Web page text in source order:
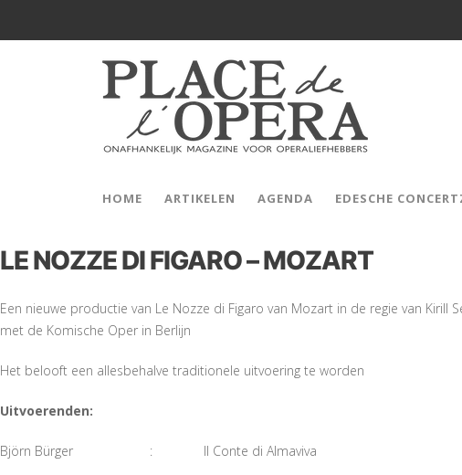
HOME ARTIKELEN AGENDA EDESCHE
LE NOZZE DI FIGARO – MOZART
Een nieuwe productie van Le Nozze di Figaro van Mozart in de regie van Kirill
met de Komische Oper in Berlijn
Het belooft een allesbehalve traditionele uitvoering te worden
Uitvoerenden:
Björn Bürger : Il Conte di Almaviva